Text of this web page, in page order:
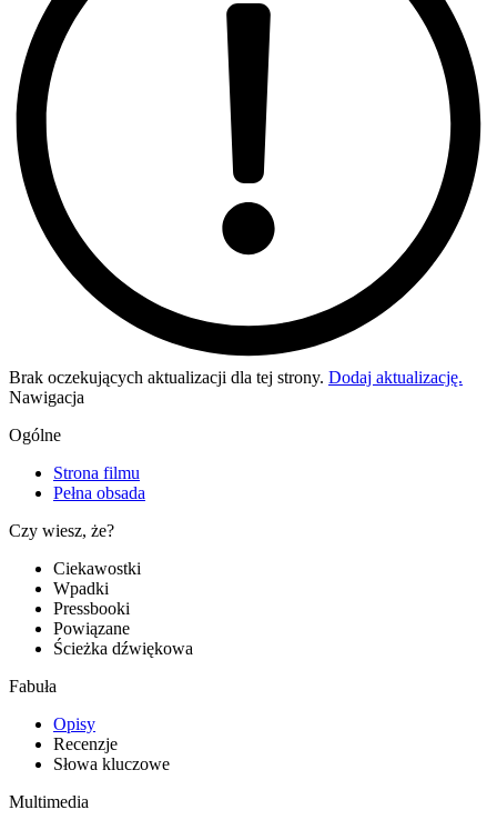
Brak oczekujących aktualizacji dla tej strony. Dodaj aktualizację.
Nawigacja
Ogólne
Strona filmu
Pełna obsada
Czy wiesz, że?
Ciekawostki
Wpadki
Pressbooki
Powiązane
Ścieżka dźwiękowa
Fabuła
Opisy
Recenzje
Słowa kluczowe
Multimedia